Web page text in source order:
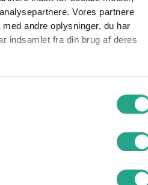
Vores partnere
andre oplysninger, du har
indsamlet fra din brug af deres
(Lyseblå)